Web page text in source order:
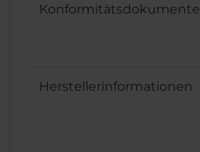
Konformitätsdokumente
Herstellerinformationen